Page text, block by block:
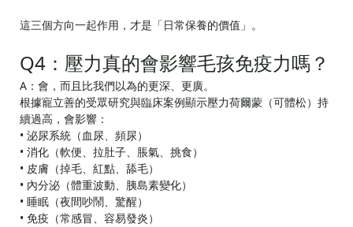
這三個方向一起作用，才是「日常保養的價值」。
Q4：壓力真的會影響毛孩免疫力嗎？
A：會，而且比我們以為的更深、更廣。
根據寵立善的受眾研究與臨床案例顯示壓力荷爾蒙（可體松）持
續過高，會影響：
• 泌尿系統（血尿、頻尿）
• 消化（軟便、拉肚子、脹氣、挑食）
• 皮膚（掉毛、紅點、舔毛）
• 內分泌（體重波動、胰島素變化）
• 睡眠（夜間吵鬧、驚醒）
• 免疫（常感冒、容易發炎）